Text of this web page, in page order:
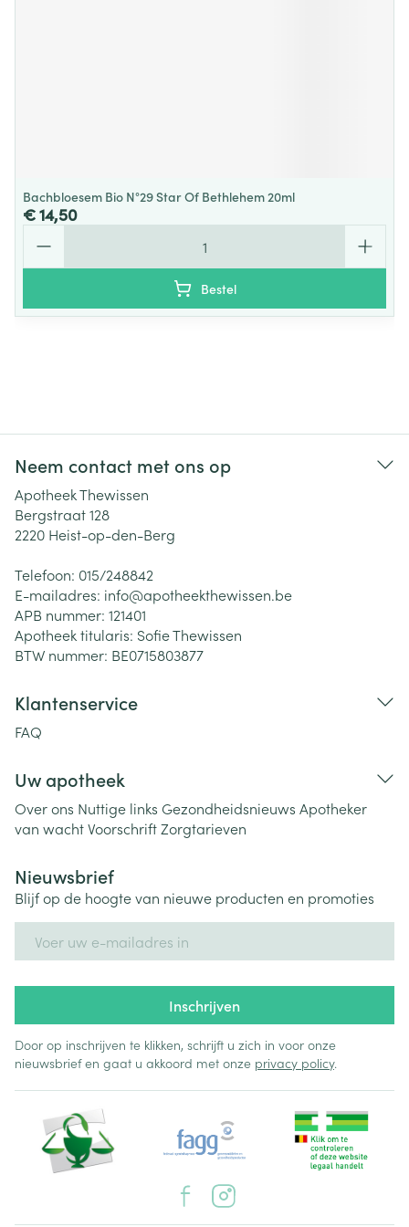
Bachbloesem Bio N°29 Star Of Bethlehem 20ml
€ 14,50
Bestel
Neem contact met ons op
Apotheek Thewissen
Bergstraat 128
2220 Heist-op-den-Berg
Telefoon: 015/248842
E-mailadres: info@apotheekthewissen.be
APB nummer: 121401
Apotheek titularis: Sofie Thewissen
BTW nummer: BE0715803877
Klantenservice
FAQ
Uw apotheek
Over ons Nuttige links Gezondheidsnieuws Apotheker
van wachtVoorschriftZorgtarieven
Nieuwsbrief
Blijf op de hoogte van nieuwe producten en promoties
Inschrijven
Door op inschrijven te klikken, schrijft u zich in voor onze
nieuwsbrief en gaat u akkoord met onze privacy policy.